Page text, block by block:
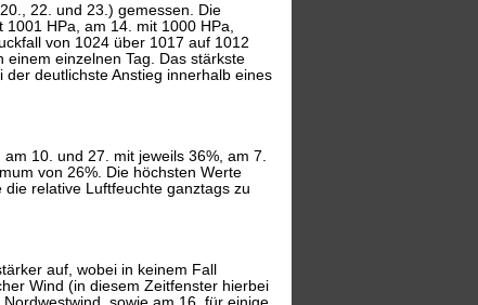
22. und 23.) gemessen. Die
HPa, am 14. mit 1000 HPa,
von 1024 über 1017 auf 1012
einzelnen Tag. Das stärkste
deutlichste Anstieg innerhalb eines
10. und 27. mit jeweils 36%, am 7.
von 26%. Die höchsten Werte
relative Luftfeuchte ganztags zu
auf, wobei in keinem Fall
Wind (in diesem Zeitfenster hierbei